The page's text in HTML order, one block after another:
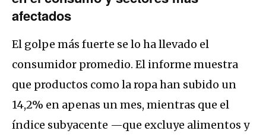
afectados
El golpe más fuerte se lo ha llevado el
consumidor promedio. El informe muestra
que productos como la ropa han subido un
14,2% en apenas un mes, mientras que el
índice subyacente —que excluye alimentos y